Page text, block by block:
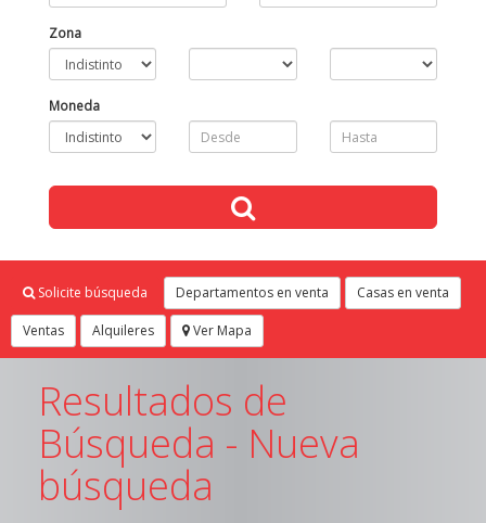
Zona
Moneda
Solicite búsqueda Departamentos en venta Casas en venta
Ventas Alquileres Ver Mapa
Resultados de
Búsqueda - Nueva
búsqueda